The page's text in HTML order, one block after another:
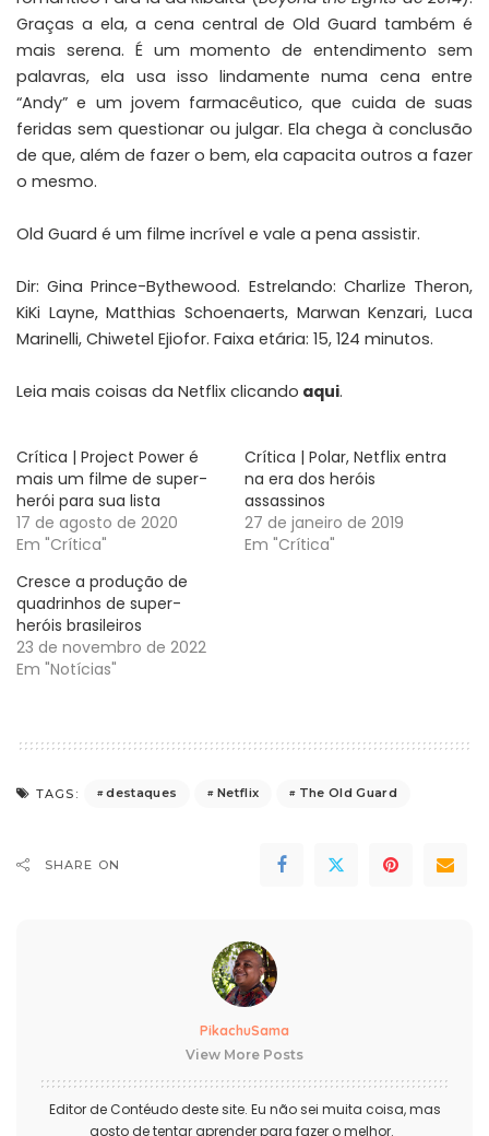
Graças a ela, a cena central de Old Guard também é
mais serena. É um momento de entendimento sem
palavras, ela usa isso lindamente numa cena entre
“Andy” e um jovem farmacêutico, que cuida de suas
feridas sem questionar ou julgar. Ela chega à conclusão
de que, além de fazer o bem, ela capacita outros a fazer
o mesmo.
Old Guard é um filme incrível e vale a pena assistir.
Dir: Gina Prince-Bythewood. Estrelando: Charlize Theron,
KiKi Layne, Matthias Schoenaerts, Marwan Kenzari, Luca
Marinelli, Chiwetel Ejiofor. Faixa etária: 15, 124 minutos.
Leia mais coisas da Netflix clicando aqui.
Crítica | Project Power é
mais um filme de super-
herói para sua lista
17 de agosto de 2020
Em "Crítica"
Crítica | Polar, Netflix entra
na era dos heróis
assassinos
27 de janeiro de 2019
Em "Crítica"
Cresce a produção de
quadrinhos de super-
heróis brasileiros
23 de novembro de 2022
Em "Notícias"
TAGS: destaques Netflix The Old Guard
SHARE ON
PikachuSama
View More Posts
Editor de Contéudo deste site. Eu não sei muita coisa, mas
gosto de tentar aprender para fazer o melhor.